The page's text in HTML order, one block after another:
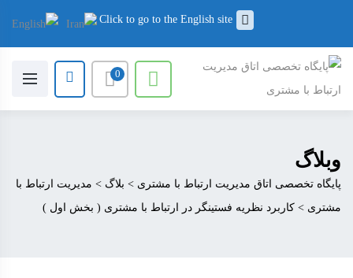
Click to go to the English site
0
وبلاگ
پایگاه تخصصی اتاق مدیریت ارتباط با مشتری > بلاگ > مدیریت ارتباط با
مشتری > کاربرد نظریه فستینگر در ارتباط با مشتری ( بخش اول )